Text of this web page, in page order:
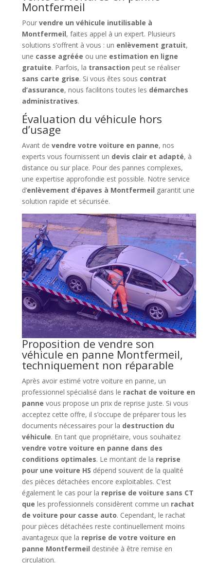
Montfermeil
Pour vendre un véhicule inutilisable à
Montfermeil, faites appel à un expert. Plusieurs
solutions s’offrent à vous : un enlèvement gratuit,
une casse agréée ou une estimation en ligne
gratuite. Parfois, la transaction peut se réaliser
sans carte grise. Si vous êtes sous contrat
d’assurance, nous facilitons toutes les démarches
administratives.
Évaluation du véhicule hors
d’usage
Avant de vendre votre voiture en panne, nos
experts vous fournissent un devis clair et adapté, à
distance ou sur place. Pour des pannes complexes,
une expertise approfondie est possible. Notre service
d’enlèvement d’épaves à Montfermeil garantit une
solution rapide et sécurisée.
Proposition de vendre son
véhicule en panne Montfermeil,
techniquement non réparable
Après avoir estimé votre voiture en panne, un
professionnel spécialisé dans le rachat de voiture en
panne vous propose un prix de reprise juste. Si vous
acceptez cette offre, il s’occupe de préparer tous les
documents nécessaires pour la destruction du
véhicule. En tant que propriétaire, vous souhaitez
vendre votre voiture en panne dans des
conditions optimales. Le montant de la reprise
pour une voiture HS dépend souvent de la qualité
des pièces détachées encore exploitables. C’est
également le cas pour la reprise de voiture sans CT
que les professionnels considèrent comme un rachat
de voiture pour casse auto. Cependant, le rachat
pour pièces détachées reste continuellement moins
avantageux que la reprise de votre voiture en
panne Montfermeil destinée à être remise en
circulation.